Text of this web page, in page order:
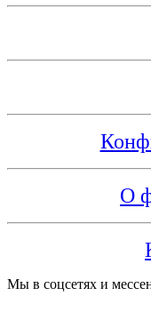
О
Мы в соцсетях и